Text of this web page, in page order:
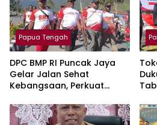
Papua Tengah
DPC BMP RI Puncak Jaya
Gelar Jalan Sehat
Kebangsaan, Perkuat
Bangsa